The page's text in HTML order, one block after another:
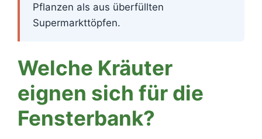
Pflanzen als aus überfüllten
Supermarkttöpfen.
Welche Kräuter
eignen sich für die
Fensterbank?